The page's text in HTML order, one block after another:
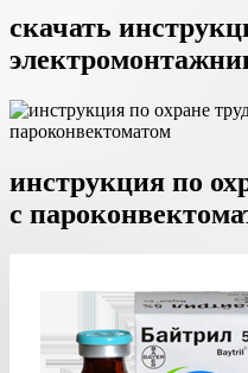
скачать
инструкция по
с